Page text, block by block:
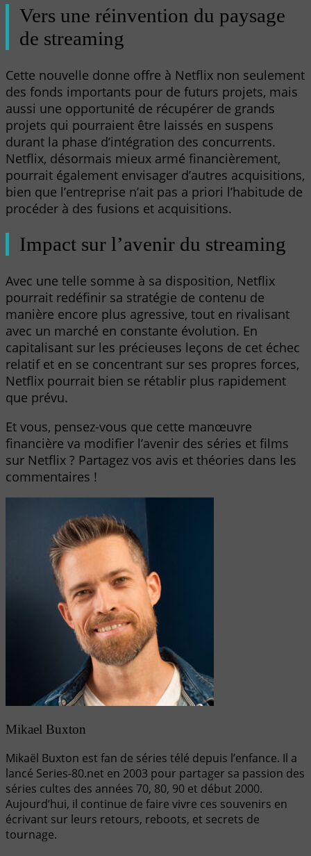
Vers une réinvention du paysage
de streaming
Cette nouvelle donne offre à Netflix non seulement
des fonds importants pour de futurs projets, mais
aussi une opportunité de récupérer de grands
projets qui pourraient être laissés en suspens
durant la phase d’intégration des concurrents.
Netflix, désormais mieux armé financièrement,
pourrait également envisager d’autres acquisitions,
bien que l’entreprise n’ait pas a priori l’habitude de
procéder à des fusions et acquisitions.
Impact sur l’avenir du streaming
Avec une telle somme à sa disposition, Netflix
pourrait redéfinir sa stratégie de contenu de
manière encore plus agressive, tout en rivalisant
avec un marché en constante évolution. En
capitalisant sur les précieuses leçons de cet échec
relatif et en se concentrant sur ses propres forces,
Netflix pourrait bien se rétablir plus rapidement
que prévu.
Et vous, pensez-vous que cette manœuvre
financière va modifier l’avenir des séries et films
sur Netflix ? Partagez vos avis et théories dans les
commentaires !
Mikael Buxton
Mikaël Buxton est fan de séries télé depuis l’enfance. Il a
lancé Series-80.net en 2003 pour partager sa passion des
séries cultes des années 70, 80, 90 et début 2000.
Aujourd’hui, il continue de faire vivre ces souvenirs en
écrivant sur leurs retours, reboots, et secrets de
tournage.